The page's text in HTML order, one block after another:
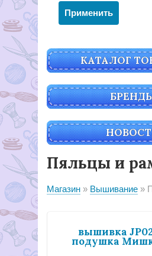
КАТАЛОГ
Пяльцы и
Магазин Вышивание
вышивка
подушка